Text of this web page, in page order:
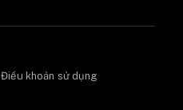
Điều khoản sử dụng